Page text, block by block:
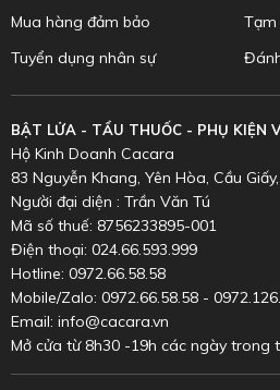
Mua hàng đảm bảo
Tuyển dụng nhân sự
BẬT LỬA - TẨU THUỐC - PHỤ KIỆN
Hộ Kinh Doanh Cacara
83 Nguyễn Khang, Yên Hòa, Cầu
Người đại diện : Trần Văn Tú
Mã số thuế: 8756233895-001
Điện thoại: 024.66.593.999
Hotline: 0972.66.58.58
Mobile/Zalo: 0972.66.58.58 -
Email: info@cacara.vn
Mở cửa từ 8h30 -19h các ngày trong